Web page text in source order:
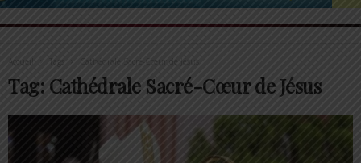
Tags
Tag: Cathédrale Sacré-Cœur de Jésus